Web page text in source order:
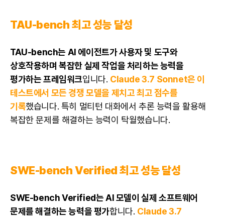
TAU-bench 최고 성능 달성
TAU-bench는 AI 에이전트가 사용자 및 도구와
상호작용하며 복잡한 실제 작업을 처리하는 능력을
평가하는 프레임워크입니다. Claude 3.7 Sonnet은 이
테스트에서 모든 경쟁 모델을 제치고 최고 점수를
기록했습니다. 특히 멀티턴 대화에서 추론 능력을 활용해
복잡한 문제를 해결하는 능력이 탁월했습니다.
SWE-bench Verified 최고 성능 달성
SWE-bench Verified는AI 모델이 실제 소프트웨어
문제를 해결하는 능력을 평가합니다. Claude 3.7